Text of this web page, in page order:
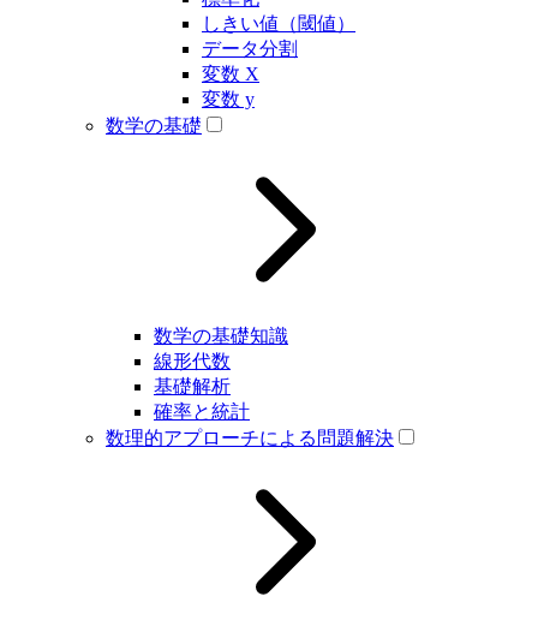
しきい値（閾値）
データ分割
変数 X
変数 y
数学の基礎
数学の基礎知識
線形代数
基礎解析
確率と統計
数理的アプローチによる問題解決